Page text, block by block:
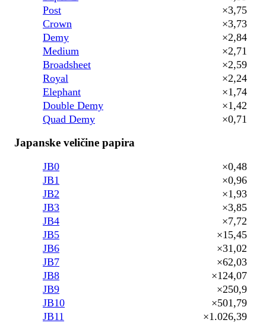
Post
×3,75
Crown
×3,73
Demy
×2,84
Medium
×2,71
Broadsheet
×2,59
Royal
×2,24
Elephant
×1,74
Double Demy
×1,42
Quad Demy
×0,71
Japanske veličine papira
JB0
×0,48
JB1
×0,96
JB2
×1,93
JB3
×3,85
JB4
×7,72
JB5
×15,45
JB6
×31,02
JB7
×62,03
JB8
×124,07
JB9
×250,9
JB10
×501,79
JB11
×1.026,39